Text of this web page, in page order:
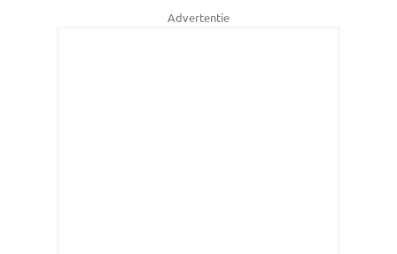
Advertentie